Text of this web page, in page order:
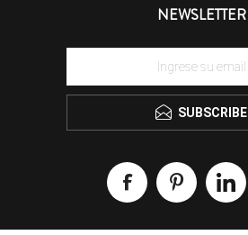
NEWSLETTER
SUBSCRIBE